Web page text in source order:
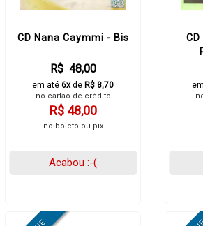
CD Nana Caymmi - Bis
R$ 48,00
em até 6xde R$ 8,70
no cartão de crédito
R$ 48,00
no boleto ou pix
Acabou :-(